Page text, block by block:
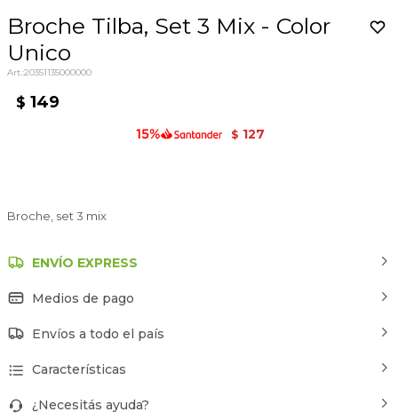
Broche Tilba, Set 3 Mix - Color
Unico
20351135000000
$ 149
$ 127
Broche, set 3 mix
ENVÍO EXPRESS
Medios de pago
Envíos a todo el país
Características
¿Necesitás ayuda?